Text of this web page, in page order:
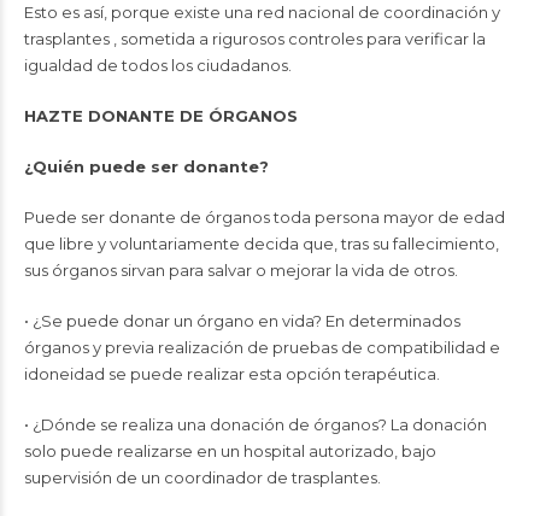
Esto es así, porque existe una red nacional de coordinación y
trasplantes , sometida a rigurosos controles para verificar la
igualdad de todos los ciudadanos.
HAZTE DONANTE DE ÓRGANOS
¿Quién puede ser donante?
Puede ser donante de órganos toda persona mayor de edad
que libre y voluntariamente decida que, tras su fallecimiento,
sus órganos sirvan para salvar o mejorar la vida de otros.
• ¿Se puede donar un órgano en vida? En determinados
órganos y previa realización de pruebas de compatibilidad e
idoneidad se puede realizar esta opción terapéutica.
• ¿Dónde se realiza una donación de órganos? La donación
solo puede realizarse en un hospital autorizado, bajo
supervisión de un coordinador de trasplantes.